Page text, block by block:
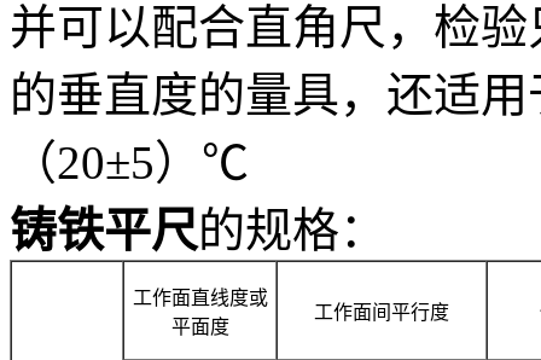
并可以配合直角尺，检
的垂直度的量具，还适
（20±5）℃
铸铁平尺的规格：
工作面直线度或
平面度
工作面间平行度